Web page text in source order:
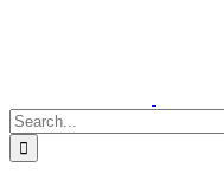
Search
for: